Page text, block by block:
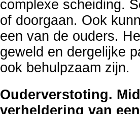
complexe scheiding.
of doorgaan. Ook
een van de ouders.
geweld en dergelijke
ook behulpzaam zijn.
Ouderverstoting.
verheldering van